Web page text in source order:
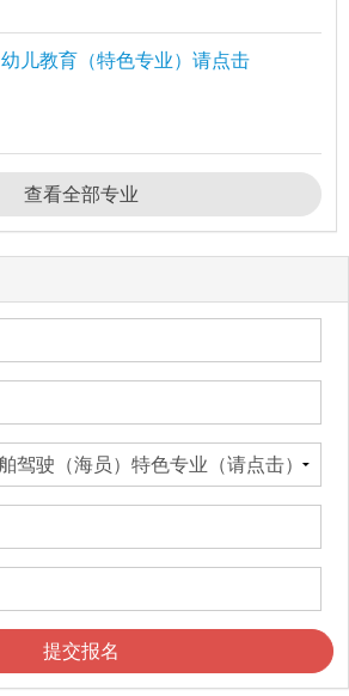
幼儿教育（特色专业）请点击
查看全部专业
提交报名